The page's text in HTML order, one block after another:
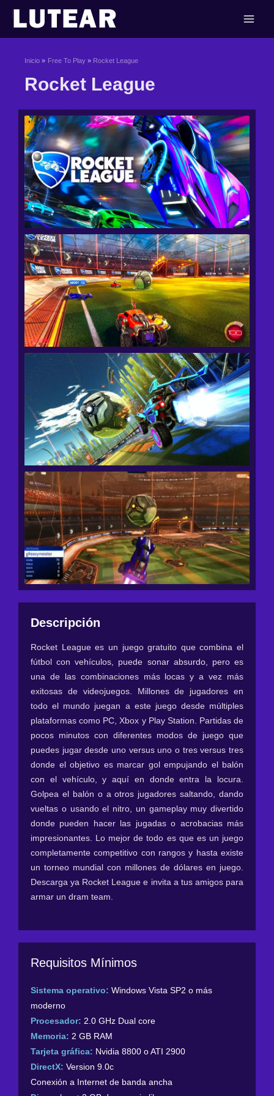
contenido
Inicio Free To Play Rocket League
Rocket League
Descripción
Rocket League es un juego gratuito que combina el
fútbol con vehículos, puede sonar absurdo, pero es
una de las combinaciones más locas y a vez más
exitosas de videojuegos. Millones de jugadores en
todo el mundo juegan a este juego desde múltiples
plataformas como PC, Xbox y Play Station. Partidas de
pocos minutos con diferentes modos de juego que
puedes jugar desde uno versus uno o tres versus tres
donde el objetivo es marcar gol empujando el balón
con el vehículo, y aquí en donde entra la locura.
Golpea el balón o a otros jugadores saltando, dando
vueltas o usando el nitro, un gameplay muy divertido
donde pueden hacer las jugadas o acrobacias más
impresionantes. Lo mejor de todo es que es un juego
completamente competitivo con rangos y hasta existe
un torneo mundial con millones de dólares en juego.
Descarga ya Rocket League e invita a tus amigos para
armar un dram team.
Requisitos Mínimos
Sistema operativo: Windows Vista SP2 o más
moderno
Procesador: 2.0 GHz Dual core
Memoria: 2 GB RAM
Tarjeta gráfica: Nvidia 8800 o ATI 2900
DirectX: Version 9.0c
Conexión a Internet de banda ancha